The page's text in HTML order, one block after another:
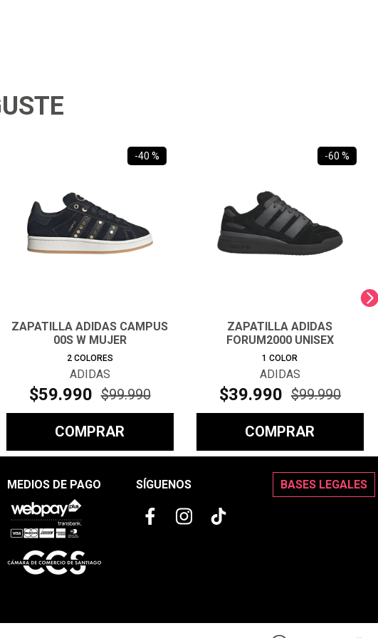
-40 %
ZAPATILLA ADIDAS CAMPUS
00S W MUJER
2 COLORES
ADIDAS
$59.990 $99.990
COMPRAR
-60 %
ZAPATILLA ADIDAS
FORUM2000 UNISEX
1 COLOR
ADIDAS
$39.990 $99.990
COMPRAR
MEDIOS DE PAGO SÍGUENOS BASES LEGALES